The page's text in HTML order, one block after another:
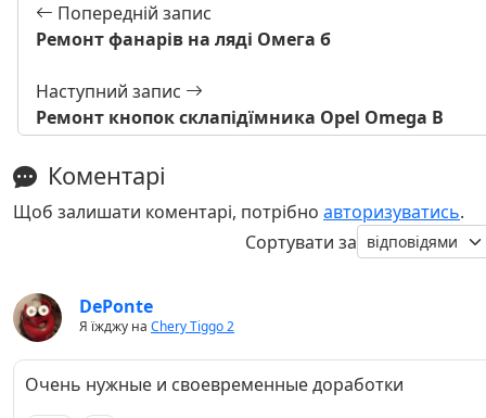
Попередній запис
Ремонт фанарів на ляді Омега б
Наступний запис
Ремонт кнопок склапідїмника Opel Omega B
Коментарі
Щоб залишати коментарі, потрібно авторизуватись.
Сортувати за
DePonte
Я їжджу на Chery Tiggo 2
Очень нужные и своевременные доработки